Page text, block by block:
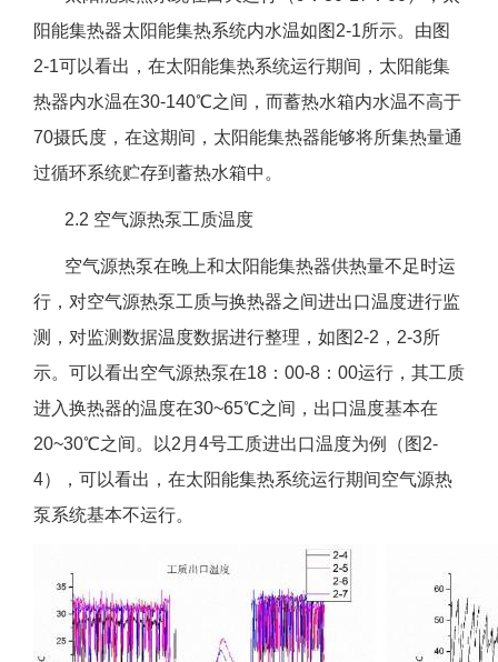
阳能集热器太阳能集热系统内水温如图2-1所示。由图
2-1可以看出，在太阳能集热系统运行期间，太阳能集
热器内水温在30-140℃之间，而蓄热水箱内水温不高于
70摄氏度，在这期间，太阳能集热器能够将所集热量通
过循环系统贮存到蓄热水箱中。
2.2 空气源热泵工质温度
空气源热泵在晚上和太阳能集热器供热量不足时运
行，对空气源热泵工质与换热器之间进出口温度进行监
测，对监测数据温度数据进行整理，如图2-2，2-3所
示。可以看出空气源热泵在18：00-8：00运行，其工质
进入换热器的温度在30~65℃之间，出口温度基本在
20~30℃之间。以2月4号工质进出口温度为例（图2-
4），可以看出，在太阳能集热系统运行期间空气源热
泵系统基本不运行。